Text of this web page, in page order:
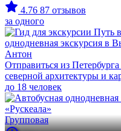
4.76 87 отзывов
за одного
Антон
Отправиться из
северной архитектуры и
до 18 человек
Групповая